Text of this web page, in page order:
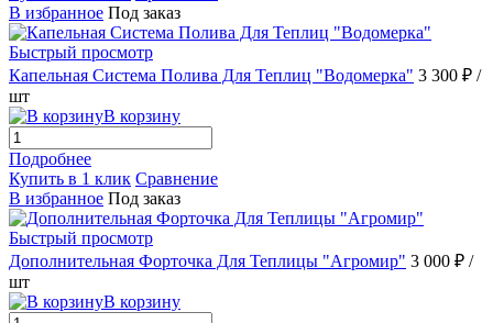
В избранное Под заказ
Быстрый просмотр
Капельная Система Полива Для Теплиц "Водомерка" 3 300 ₽ /
шт
В корзину
Подробнее
Купить в 1 клик Сравнение
В избранное Под заказ
Быстрый просмотр
Дополнительная Форточка Для Теплицы "Агромир" 3 000 ₽ /
шт
В корзину